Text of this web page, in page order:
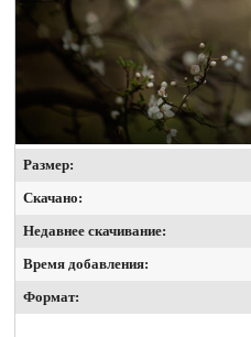
Размер:
Скачано:
Недавнее скачивание:
Время добавления:
Формат: